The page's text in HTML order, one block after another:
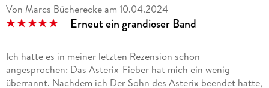
Von Marcs Bücherecke am 10.04.2024
Erneut ein grandioser Band
Ich hatte es in meiner letzten Rezension schon
angesprochen: Das Asterix-Fieber hat mich ein wenig
überrannt. Nachdem ich Der Sohn des Asterix beendet hatte,